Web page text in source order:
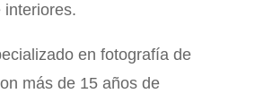
interiores.
en fotografía de
más de 15 años de